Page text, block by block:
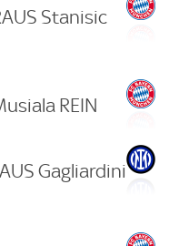
Stanisic
REIN
Gagliardini